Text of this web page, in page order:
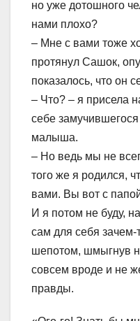
но уже дотошного
нами плохо?
– Мне с вами тоже
протянул Сашок,
показалось, что он
– Что? – я присела
себе
малыша.
– Но ведь мы не
того же я родился,
вами. Вы вот с
И я потом не буду,
сам для себя зачем-
шепотом, шмыгнув
совсем вроде и не
правды.